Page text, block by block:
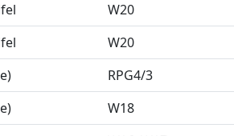
W20
W20
RPG4/3
W18